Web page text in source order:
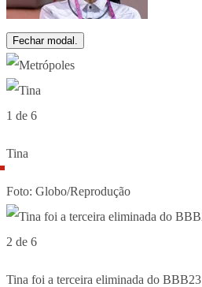
Fechar modal.
1 de 6
Tina
Foto: Globo/Reprodução
2 de 6
Tina foi a terceira eliminada do BBB23